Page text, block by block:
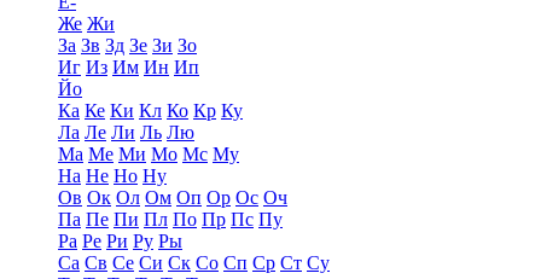
Же Жи
За Зв Зд Зе Зи Зо
Иг Из Им Ин Ип
Йо
Ка Ке Ки Кл Ко Кр Ку
Ла Ле Ли Ль Лю
Ма Ме Ми Мо Мс Му
На Не Но Ну
Ов Ок Ол Ом Оп Ор Ос Оч
Па Пе Пи Пл По Пр Пс Пу
Ра Ре Ри Ру Ры
Са Св Се Си Ск Со Сп Ср Ст Су